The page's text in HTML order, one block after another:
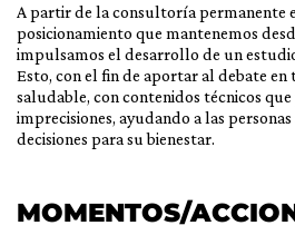
A partir de la consultoría permanente
posicionamiento que mantenemos
impulsamos el desarrollo de un
Esto, con el fin de aportar al debate
saludable, con contenidos técnicos
imprecisiones, ayudando a las
decisiones para su bienestar.
MOMENTOS/